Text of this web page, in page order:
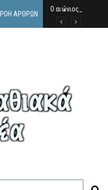
ΡΟΉ ΆΡΘΡΩΝ
Ο αιώνιος έφη
Δικαστική
Άμεση